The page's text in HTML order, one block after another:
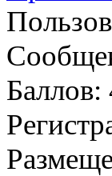
Баллов: